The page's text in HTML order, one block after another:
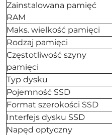
Zainstalowana pamięć
RAM
Maks. wielkość pamięci
Rodzaj pamięci
Częstotliwość szyny
pamięci
Typ dysku
Pojemność SSD
Format szerokości SSD
Interfejs dysku SSD
Napęd optyczny